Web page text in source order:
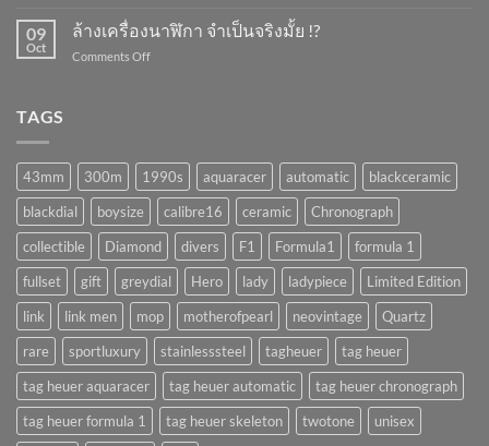
!?เครื่อง
พัง
ถ้า
09
Oct
ล้างเครื่องนาฬิกา จำเป็นจริงมั้ย !?
Comments Offon
มั้ย
!?
TAGS
43mm 300m 1990s aquaracer automatic
blackceramic
blackdial
boysize calibre16 ceramic
Chronograph
collectible
Diamond divers F1 Formula1
formula 1
fullset
gift greydial Hero lady ladypiece
Limited Edition
link
link men mop motherofpearl neovintage
Quartz
rare
sportluxury stainlesssteel tagheuer
tag heuer
tag heuer aquaracer
tag heuer automatic
tag heuer chronograph
tag heuer formula 1
tag heuer skeleton twotone
unisex